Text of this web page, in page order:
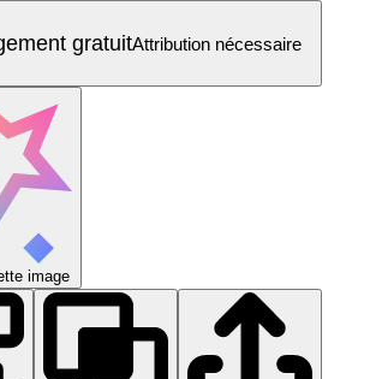
gratuitAttribution nécessaire
image